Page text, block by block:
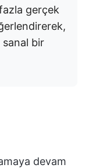
gerçek
sanal bir
devam